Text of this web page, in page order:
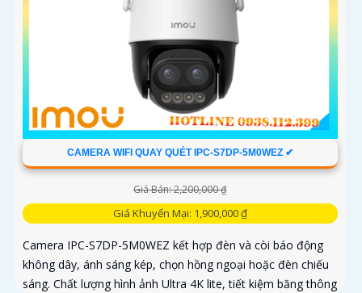
CAMERA WIFI QUAY QUÉT IPC-S7DP-5M0WEZ ✔
Giá Bán: 2,200,000 ₫
Giá Khuyến Mại: 1,900,000 ₫
Camera IPC-S7DP-5M0WEZ kết hợp đèn và còi báo động
không dây, ánh sáng kép, chọn hồng ngoại hoặc đèn chiếu
sáng. Chất lượng hình ảnh Ultra 4K lite, tiết kiệm băng thông